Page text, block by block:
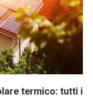
termico: tutti i